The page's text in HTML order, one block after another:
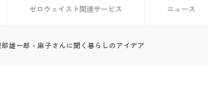
ゼロウェイスト関連サービス ニュース
雄一郎・麻子さんに聞く暮らしのアイデア